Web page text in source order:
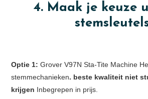
4. Maak je keuze
Optie 1: Grover V97N Sta-Tite Machine
stemmechanieken. beste kwaliteit niet
krijgen Inbegrepen in prijs.